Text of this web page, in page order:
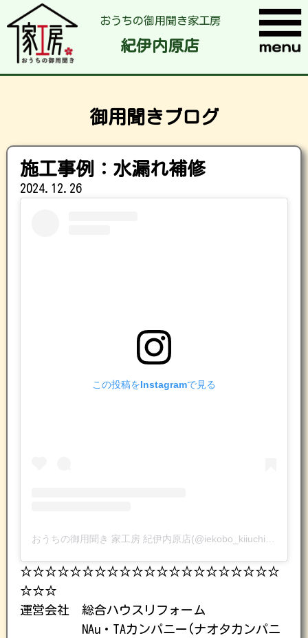
おうちの御用聞き家工房
紀伊内原店
御用聞きブログ
施工事例：水漏れ補修
2024.12.26
この投稿をInstagramで見る
☆☆☆☆☆☆☆☆☆☆☆☆☆☆☆☆☆☆☆☆☆
☆☆☆
運営会社 総合ハウスリフォーム
NAu・TAカンパニー(ナオタカンパニ